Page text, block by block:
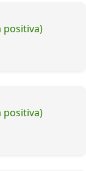
positiva)
positiva)